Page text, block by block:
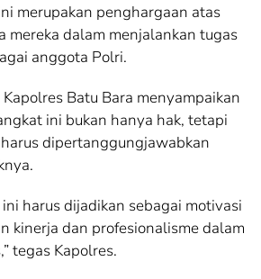
merupakan penghargaan atas
mereka dalam menjalankan tugas
anggota Polri.
Batu Bara menyampaikan
ini bukan hanya hak, tetapi
dipertanggungjawabkan
harus dijadikan sebagai motivasi
kinerja dan profesionalisme dalam
tegas Kapolres.